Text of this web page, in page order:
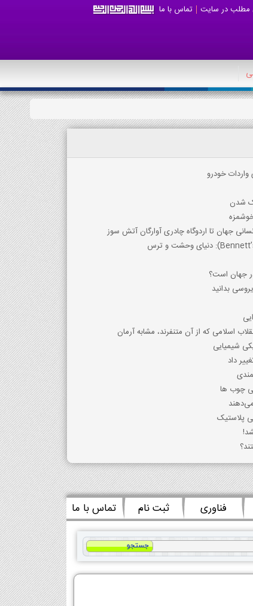
مطلب در سایت تماس با ما
خودرو
شدن
جهان تا اردوگاه چادری آوارگان آتش سوز
جهان است؟
بدانید
اسلامی که از آن متنفرند، مشابه آرمان
شیمیایی
داد
چوب ها
پلاستیک
فناوری ثبت نام تماس با ما